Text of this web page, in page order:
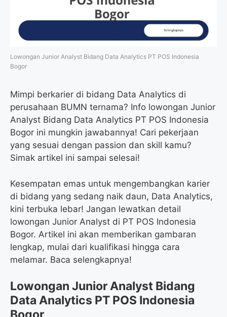
Lowongan Junior Analyst Bidang Data Analytics PT POS Indonesia
Bogor
Mimpi berkarier di bidang Data Analytics di
perusahaan BUMN ternama? Info lowongan Junior
Analyst Bidang Data Analytics PT POS Indonesia
Bogor ini mungkin jawabannya! Cari pekerjaan
yang sesuai dengan passion dan skill kamu?
Simak artikel ini sampai selesai!
Kesempatan emas untuk mengembangkan karier
di bidang yang sedang naik daun, Data Analytics,
kini terbuka lebar! Jangan lewatkan detail
lowongan Junior Analyst di PT POS Indonesia
Bogor. Artikel ini akan memberikan gambaran
lengkap, mulai dari kualifikasi hingga cara
melamar. Baca selengkapnya!
Lowongan Junior Analyst Bidang
Data Analytics PT POS Indonesia